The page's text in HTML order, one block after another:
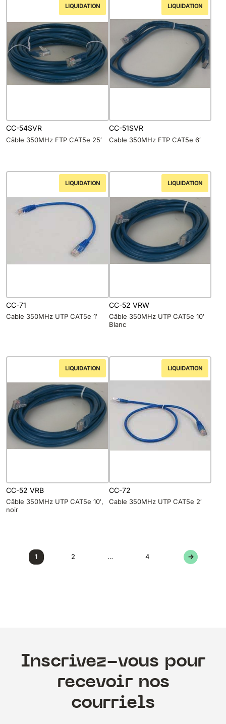
LIQUIDATION
CC-54SVR
Câble 350MHz FTP CAT5e 25′
LIQUIDATION
CC-51SVR
Cable 350MHz FTP CAT5e 6′
LIQUIDATION
CC-71
Cable 350MHz UTP CAT5e 1′
LIQUIDATION
CC-52 VRW
Câble 350MHz UTP CAT5e 10′
Blanc
LIQUIDATION
CC-52 VRB
Câble 350MHz UTP CAT5e 10′,
noir
LIQUIDATION
CC-72
Cable 350MHz UTP CAT5e 2′
1 2 … 4 →
Inscrivez-vous pour
recevoir nos
courriels